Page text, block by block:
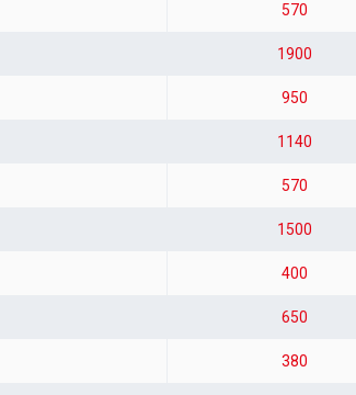
570
1900
950
1140
570
1500
400
650
380